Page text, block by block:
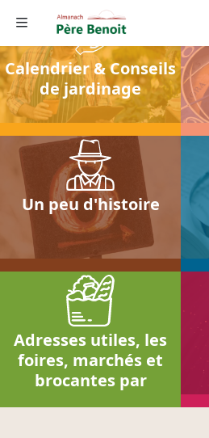
Calendrier & Conseils
de jardinage
Un peu d'histoire
Adresses utiles, les
foires, marchés et
brocantes par